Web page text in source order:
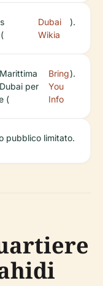
Dubai
Wikia
).
per
(
Bring
You
Info
).
pubblico limitato.